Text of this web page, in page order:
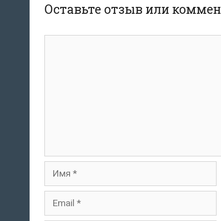
Оставьте отзыв или
Имя
Email